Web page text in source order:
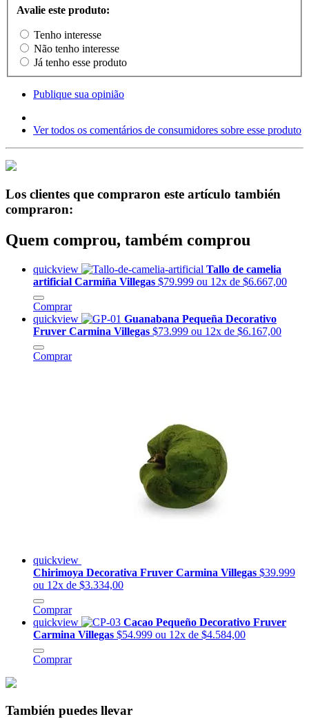
Avalie este produto:
Tenho interesse
Não tenho interesse
Já tenho esse produto
Publique sua opinião
Ver todos os comentários de consumidores sobre esse produto
Los clientes que compraron este artículo también
compraron:
Quem comprou, também comprou
quickview
Tallo de camelia
artificial Carmiña Villegas $79.999 ou 12x de $6.667,00
Comprar
quickview
Guanabana Pequeña Decorativo
Fruver Carmina Villegas $73.999 ou 12x de $6.167,00
Comprar
quickview
Chirimoya Decorativa Fruver Carmina Villegas $39.999
ou 12x de $3.334,00
Comprar
quickview
Cacao Pequeño Decorativo Fruver
Carmina Villegas $54.999 ou 12x de $4.584,00
Comprar
También puedes llevar